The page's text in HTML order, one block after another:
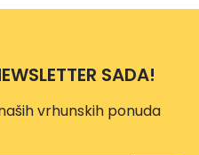
SADA!
vrhunskih ponuda